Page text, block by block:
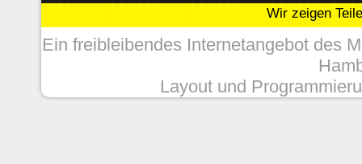
Wir zeigen
Ein freibleibendes Internetangebot des
Layout und